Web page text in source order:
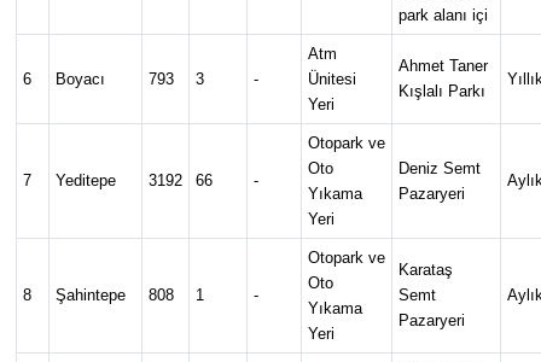
park alanı içi
6 Boyacı 793 3 -
Atm
Ünitesi
Yeri
Ahmet Taner
Kışlalı Parkı
7 Yeditepe 3192 66 -
Otopark ve
Oto
Yıkama
Yeri
Deniz Semt
Pazaryeri
8 Şahintepe 808 1 -
Otopark ve
Oto
Yıkama
Yeri
Karataş
Semt
Pazaryeri